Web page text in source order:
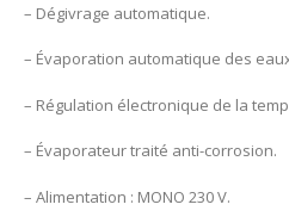
– Dégivrage automatique.
– Évaporation automatique des
– Régulation électronique de la
– Évaporateur traité anti-corrosion.
– Alimentation : MONO 230 V.